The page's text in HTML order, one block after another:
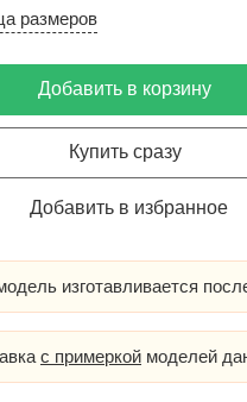
размеров
Добавить в корзину
Купить сразу
Добавить в избранное
изготавливается
с примеркой моделей